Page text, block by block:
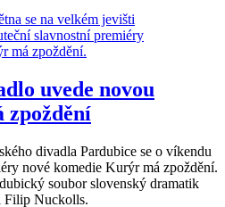
uvede novou
divadla Pardubice se o víkendu
nové komedie Kurýr má zpoždění.
soubor slovenský dramatik
Filip Nuckolls.